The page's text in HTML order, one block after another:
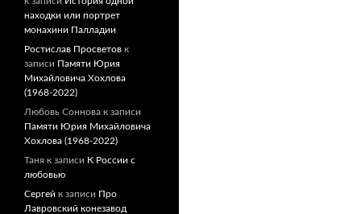
находки или портрет
монахини Палладии
Ростислав Просветов к
записи Памяти Юрия
Михайловича Хохлова
(1968-2022)
Любовь Соннова к записи
Памяти Юрия Михайловича
Хохлова (1968-2022)
Таня к записи К России с
любовью
Сергей к записи Про
Лавровский конезавод